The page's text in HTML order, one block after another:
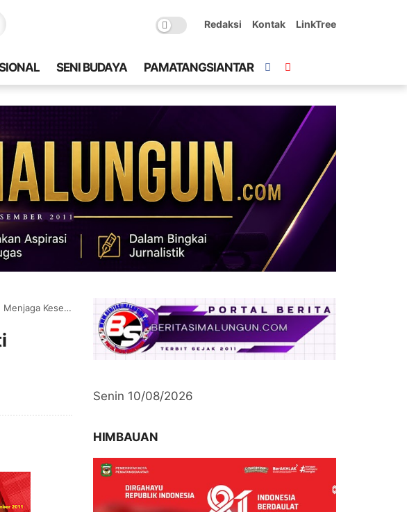
Redaksi Kontak LinkTree
SENI BUDAYA PAMATANGSIANTAR
Kesehatan
Senin 10/08/2026
HIMBAUAN